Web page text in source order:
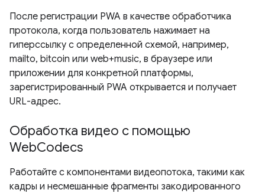
После регистрации PWA в качестве обработчика
протокола, когда пользователь нажимает на
гиперссылку с определенной схемой, например,
mailto, bitcoin или web+music, в браузере или
приложении для конкретной платформы,
зарегистрированный PWA открывается и получает
URL-адрес.
Обработка видео с помощью
WebCodecs
Работайте с компонентами видеопотока, такими как
кадры и несмешанные фрагменты закодированного